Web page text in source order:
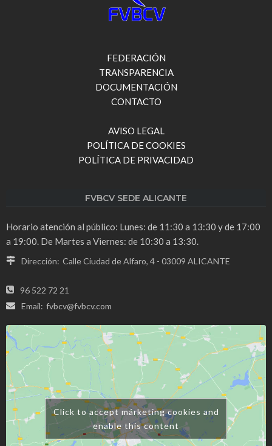
FEDERACIÓN
TRANSPARENCIA
DOCUMENTACIÓN
CONTACTO
AVISO LEGAL
POLÍTICA DE COOKIES
POLÍTICA DE PRIVACIDAD
FVBCV SEDE ALICANTE
Horario atención al público: Lunes: de 11:30 a 13:30 y de 17:00
a 19:00. De Martes a Viernes: de 10:30 a 13:30.
Dirección: Calle Ciudad de Alfaro, 4 - 03009 ALICANTE
96 522 72 21
Email: fvbcv@fvbcv.com
Click to accept márketing cookies and
enable this content